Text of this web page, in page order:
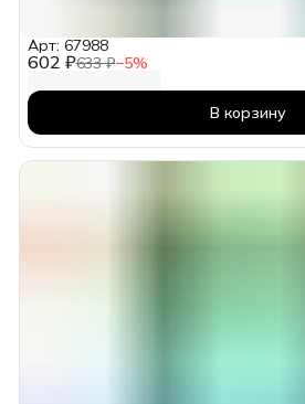
602 ₽633 ₽−5%
Арт: 67988
В корзину